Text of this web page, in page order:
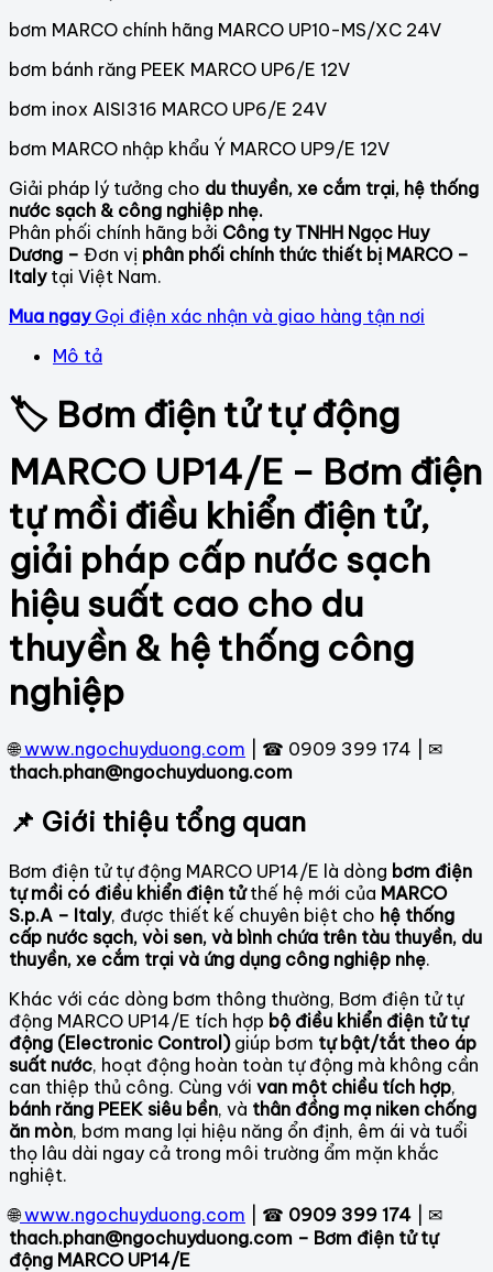
bơm MARCO chính hãng MARCO UP10-MS/XC 24V
bơm bánh răng PEEK MARCO UP6/E 12V
bơm inox AISI316 MARCO UP6/E 24V
bơm MARCO nhập khẩu Ý MARCO UP9/E 12V
Giải pháp lý tưởng cho du thuyền, xe cắm trại, hệ thống
nước sạch & công nghiệp nhẹ.
Phân phối chính hãng bởi Công ty TNHH Ngọc Huy
Dương – Đơn vị phân phối chính thức thiết bị MARCO –
Italytại Việt Nam.
Mua ngay Gọi điện xác nhận và giao hàng tận nơi
Mô tả
🏷️ Bơm điện tử tự động
MARCO UP14/E – Bơm điện
tự mồi điều khiển điện tử,
giải pháp cấp nước sạch
hiệu suất cao cho du
thuyền & hệ thống công
nghiệp
🌐 www.ngochuyduong.com | ☎ 0909 399 174 | ✉
thach.phan@ngochuyduong.com
📌 Giới thiệu tổng quan
Bơm điện tử tự động MARCO UP14/E là dòng bơm điện
tự mồi có điều khiển điện tửthế hệ mới của MARCO
S.p.A – Italy, được thiết kế chuyên biệt cho hệ thống
cấp nước sạch, vòi sen, và bình chứa trên tàu thuyền, du
thuyền, xe cắm trại và ứng dụng công nghiệp nhẹ.
Khác với các dòng bơm thông thường, Bơm điện tử tự
động MARCO UP14/E tích hợp bộ điều khiển điện tử tự
động (Electronic Control)giúp bơm tự bật/tắt theo áp
suất nước, hoạt động hoàn toàn tự động mà không cần
can thiệp thủ công. Cùng với van một chiều tích hợp,
bánh răng PEEK siêu bền, và thân đồng mạ niken chống
ăn mòn, bơm mang lại hiệu năng ổn định, êm ái và tuổi
thọ lâu dài ngay cả trong môi trường ẩm mặn khắc
nghiệt.
🌐 www.ngochuyduong.com | ☎ 0909 399 174 | ✉
thach.phan@ngochuyduong.com – Bơm điện tử tự
động MARCO UP14/E